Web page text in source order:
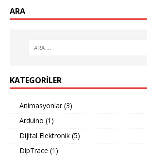
ARA
KATEGORILER
Animasyonlar(3)
Arduino (1)
Dijital Elektronik (5)
DipTrace (1)